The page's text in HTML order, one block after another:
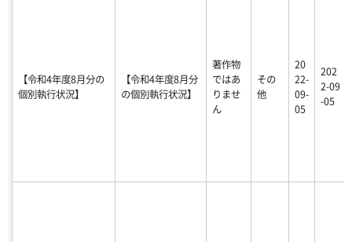
【令和4年度8月分の
個別執行状況】
【令和4年度8月分
の個別執行状況】
著作物
ではあ
りませ
ん
その
他
20
22-
09-
05
202
2-09
-05